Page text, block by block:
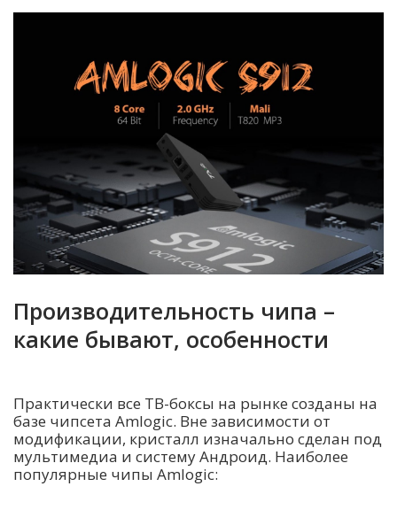
Производительность чипа –
какие бывают, особенности
Практически все ТВ-боксы на рынке созданы на
базе чипсета Amlogic. Вне зависимости от
модификации, кристалл изначально сделан под
мультимедиа и систему Андроид. Наиболее
популярные чипы Amlogic: